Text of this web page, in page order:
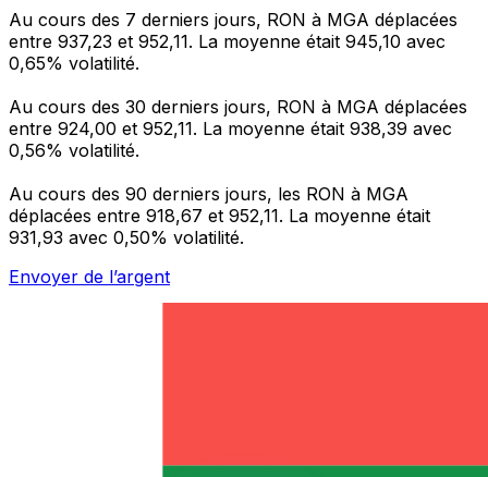
Au cours des 7 derniers jours, RON à MGA déplacées
entre 937,23 et 952,11. La moyenne était 945,10 avec
0,65% volatilité.
Au cours des 30 derniers jours, RON à MGA déplacées
entre 924,00 et 952,11. La moyenne était 938,39 avec
0,56% volatilité.
Au cours des 90 derniers jours, les RON à MGA
déplacées entre 918,67 et 952,11. La moyenne était
931,93 avec 0,50% volatilité.
Envoyer de l’argent